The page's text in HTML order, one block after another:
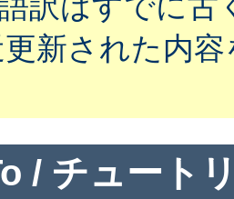
新された内
/ チュート